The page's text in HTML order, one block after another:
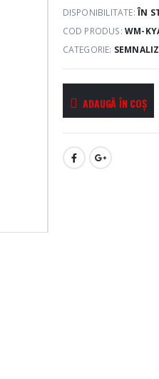
DISPONIBILITATE:ÎN
COD PRODUS:WM-
CATEGORIE:
ADAUGĂ ÎN COȘ